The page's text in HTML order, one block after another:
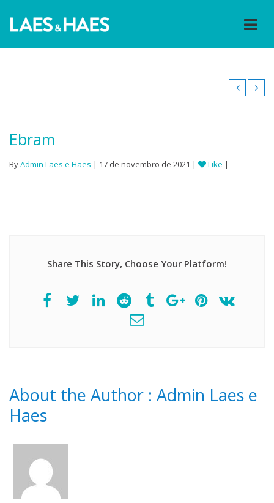
Ebram
ByAdmin Laes e Haes | 17 de novembro de 2021 | Like |
Share This Story, Choose Your Platform!
About the Author : Admin Laes e
Haes